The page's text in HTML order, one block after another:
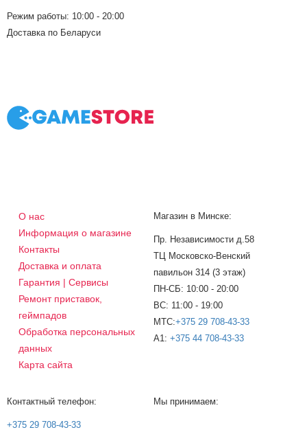
Режим работы: 10:00 - 20:00
Доставка по Беларуси
О нас
Информация о магазине
Контакты
Доставка и оплата
Гарантия | Сервисы
Ремонт приставок,
геймпадов
Обработка персональных
данных
Карта сайта
Магазин в Минске:
Пр. Независимости д.58
ТЦ Московско-Венский
павильон 314 (3 этаж)
ПН-СБ: 10:00 - 20:00
ВС: 11:00 - 19:00
МТС:+375 29 708-43-33
A1: +375 44 708-43-33
Контактный телефон:
+375 29 708-43-33
Мы принимаем: